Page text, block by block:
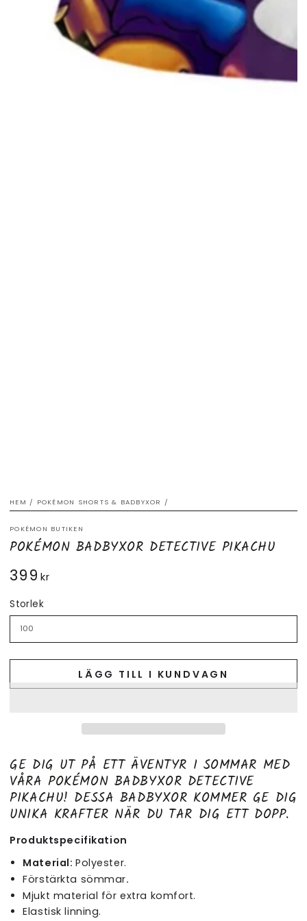
HEM / POKÉMON SHORTS & BADBYXOR /
POKÉMON BUTIKEN
POKÉMON BADBYXOR DETECTIVE PIKACHU
Ordinarie
399 kr
Storlek
LÄGG TILL I KUNDVAGN
GE DIG UT PÅ ETT ÄVENTYR I SOMMAR MED
VÅRA POKÉMON BADBYXOR DETECTIVE
PIKACHU! DESSA BADBYXOR KOMMER GE DIG
UNIKA KRAFTER NÄR DU TAR DIG ETT DOPP.
Produktspecifikation
Material: Polyester.
Förstärkta sömmar.
Mjukt material för extra komfort.
Elastisk linning.